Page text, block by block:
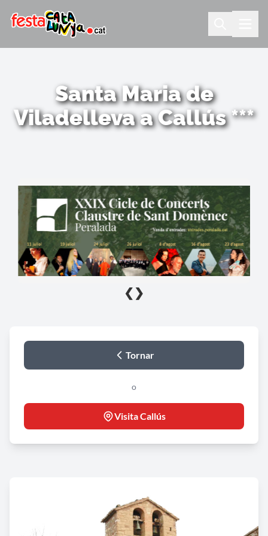
Santa Maria de
Viladelleva a Callús ***
❮ ❯
Tornar
o
Visita Callús